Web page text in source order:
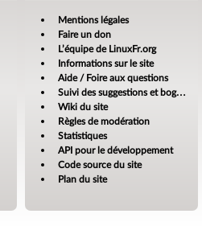
Mentions légales
Faire un don
L’équipe de LinuxFr.org
Informations sur le site
Aide / Foire aux questions
Suivi des suggestions et bogues
Wiki du site
Règles de modération
Statistiques
API pour le développement
Code source du site
Plan du site